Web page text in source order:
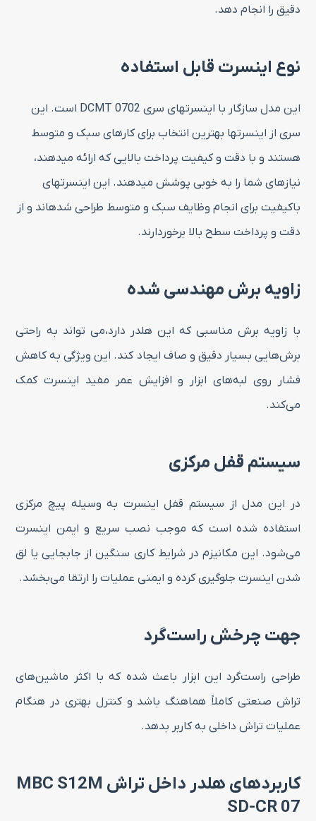
دقیق را انجام دهد.
نوع اینسرت قابل استفاده
این مدل سازگار با اینسرتهای سری DCMT 0702 است. این
سری از اینسرتها بهترین انتخاب برای کارهای سبک و متوسط
هستند و با دقت و کیفیت پرداخت بالایی که ارائه میدهند،
نیازهای شما را به خوبی پوشش میدهند. این اینسرتهای
باکیفیت برای انجام وظایف سبک و متوسط طراحی شدهاند و از
دقت و پرداخت سطح بالا برخوردارند.
زاویه برش مهندسی شده
با زاویه برش مناسبی که این هلدر دارد،می تواند به راحتی
برش‌هایی بسیار دقیق و صاف ایجاد کند. این ویژگی به کاهش
فشار روی لبه‌های ابزار و افزایش عمر مفید اینسرت کمک
می‌کند.
سیستم قفل مرکزی
در این مدل از سیستم قفل اینسرت به وسیله پیچ مرکزی
استفاده شده است که موجب نصب سریع و ایمن اینسرت
می‌شود. این مکانیزم در شرایط کاری سنگین از جابجایی یا لق
شدن اینسرت جلوگیری کرده و ایمنی عملیات را ارتقا می‌بخشد.
جهت چرخش راست‌گرد
طراحی راست‌گرد این ابزار باعث شده که با اکثر ماشین‌های
تراش صنعتی کاملاً هماهنگ باشد و کنترل بهتری در هنگام
عملیات تراش داخلی به کاربر بدهد.
کاربردهای هلدر داخل تراش MBC S12M
SD-CR 07